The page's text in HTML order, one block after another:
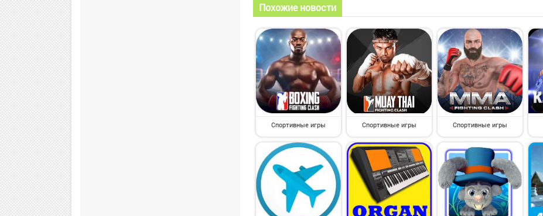
Похожие новости
Спортивные игры Спортивные игры Спортивные игры